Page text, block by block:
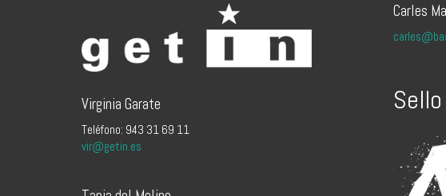
Virginia Garate
Teléfono: 943 31 69 11
vir@getin.es
Carles
Sello